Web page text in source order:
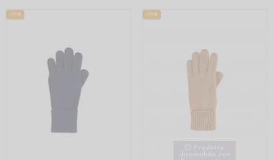
-20% -30%